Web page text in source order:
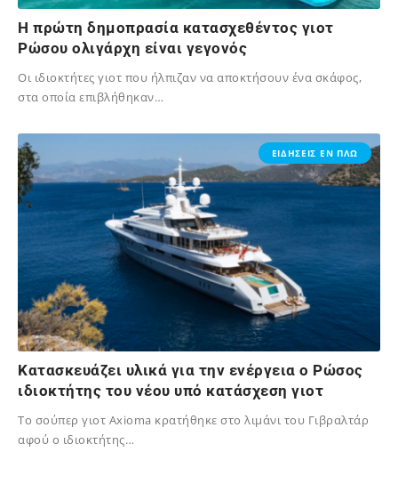
Η πρώτη δημοπρασία κατασχεθέντος γιοτ
Ρώσου ολιγάρχη είναι γεγονός
Οι ιδιοκτήτες γιοτ που ήλπιζαν να αποκτήσουν ένα σκάφος,
στα οποία επιβλήθηκαν…
ΕΙΔΗΣΕΙΣ ΕΝ ΠΛΩ
Κατασκευάζει υλικά για την ενέργεια ο Ρώσος
ιδιοκτήτης του νέου υπό κατάσχεση γιοτ
Το σούπερ γιοτ Axioma κρατήθηκε στο λιμάνι του Γιβραλτάρ
αφού ο ιδιοκτήτης…